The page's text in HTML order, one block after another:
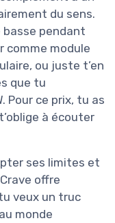
du sens.
basse pendant
comme module
ou juste t’en
que tu
Pour ce prix, tu as
à écouter
ses limites et
offre
veux un truc
monde